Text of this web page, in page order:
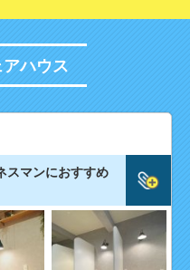
ハウス
スマンにおすすめ